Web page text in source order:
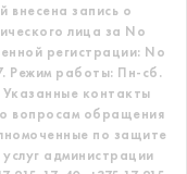
внесена запись о
лица за No
регистрации: No
Режим работы: Пн-сб.
Указанные контакты
вопросам обращения
по защите
администрации